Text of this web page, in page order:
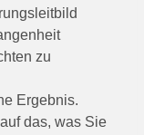
zu
Ergebnis.
das, was Sie